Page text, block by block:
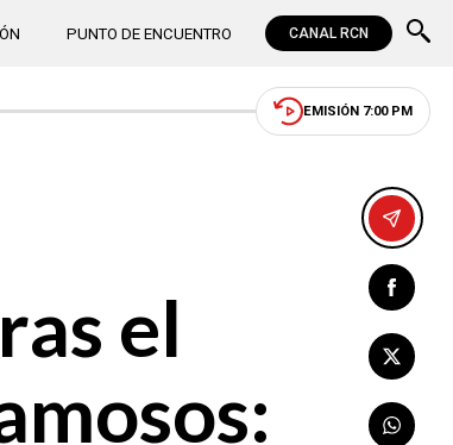
PUNTO DE ENCUENTRO CANAL RCN
EMISIÓN 7:00 PM
el